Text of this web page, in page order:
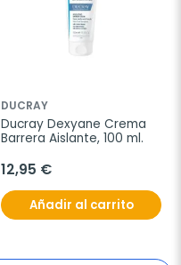
DUCRAY
Ducray Dexyane Crema
Barrera Aislante, 100 ml.
12,95 €
Añadir al carrito